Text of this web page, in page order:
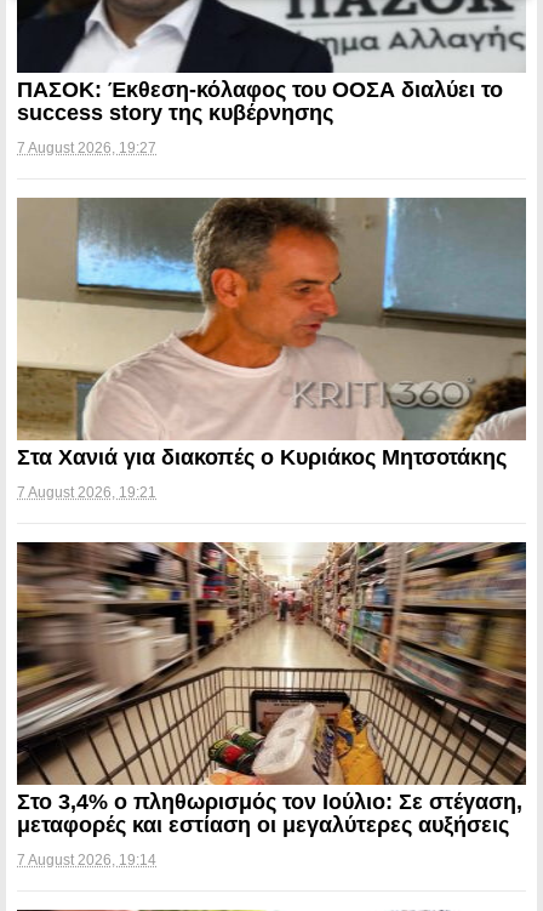
ΠΑΣΟΚ: Έκθεση-κόλαφος του ΟΟΣΑ διαλύει το
success story της κυβέρνησης
7 August 2026, 19:27
Στα Χανιά για διακοπές ο Κυριάκος Μητσοτάκης
7 August 2026, 19:21
Στο 3,4% ο πληθωρισμός τον Ιούλιο: Σε στέγαση,
μεταφορές και εστίαση οι μεγαλύτερες αυξήσεις
7 August 2026, 19:14